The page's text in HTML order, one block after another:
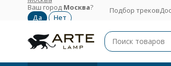
Ваш город Москва? Подбор треков